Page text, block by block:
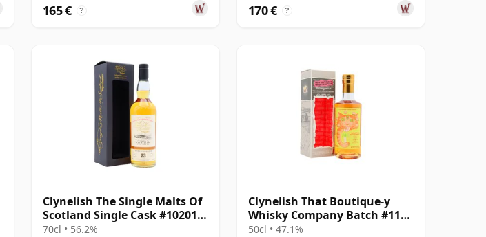
165 € ? 170 € ?
Clynelish The Single Malts Of
Scotland Single Cask #10201
1995 23 años
70cl • 56.2%
Clynelish That Boutique-y
Whisky Company Batch #11
Single Ma 25 años
50cl • 47.1%